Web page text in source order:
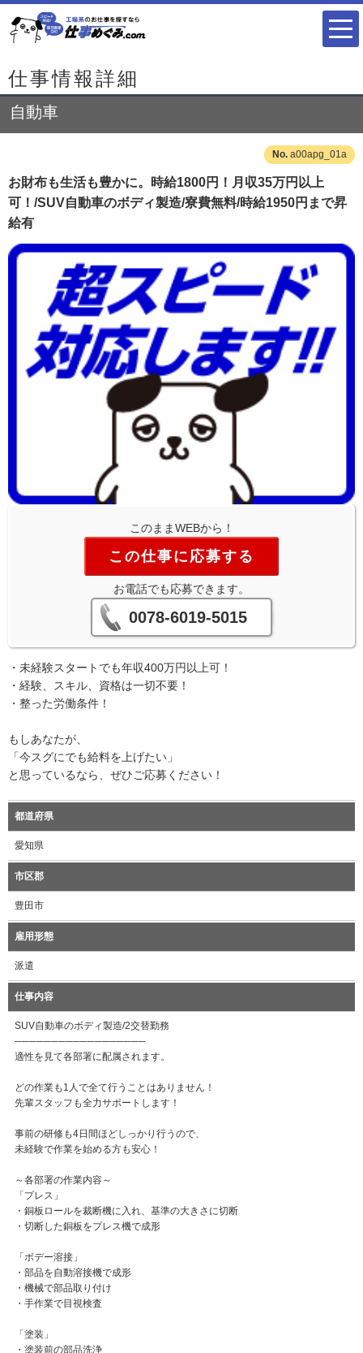
仕事情報詳細
自動車
a00apg_01a
お財布も生活も豊かに。時給1800円！月収35万円以上
可！/SUV自動車のボディ製造/寮費無料/時給1950円まで昇
給有
このままWEBから！
この仕事に応募する
お電話でも応募できます。
0078-6019-5015
・未経験スタートでも年収400万円以上可！
・経験、スキル、資格は一切不要！
・整った労働条件！
もしあなたが、
「今スグにでも給料を上げたい」
と思っているなら、ぜひご応募ください！
都道府県
愛知県
市区郡
豊田市
雇用形態
派遣
仕事内容
SUV自動車のボディ製造/2交替勤務
──────────────────
適性を見て各部署に配属されます。
どの作業も1人で全て行うことはありません！
先輩スタッフも全力サポートします！
事前の研修も4日間ほどしっかり行うので、
未経験で作業を始める方も安心！
～各部署の作業内容～
「プレス」
・銅板ロールを裁断機に入れ、基準の大きさに切断
・切断した銅板をプレス機で成形
「ボデー溶接」
・部品を自動溶接機で成形
・機械で部品取り付け
・手作業で目視検査
「塗装」
・塗装前の部品洗浄